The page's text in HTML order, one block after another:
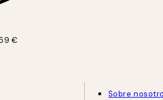
€
Sobre